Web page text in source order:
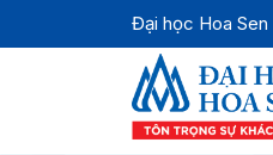
Đại học Hoa Sen